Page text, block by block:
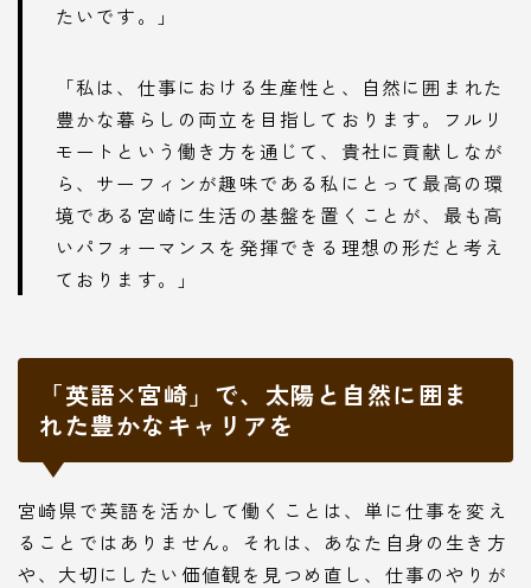
たいです。」
「私は、仕事における生産性と、自然に囲まれた
豊かな暮らしの両立を目指しております。フルリ
モートという働き方を通じて、貴社に貢献しなが
ら、サーフィンが趣味である私にとって最高の環
境である宮崎に生活の基盤を置くことが、最も高
いパフォーマンスを発揮できる理想の形だと考え
ております。」
「英語×宮崎」で、太陽と自然に囲ま
れた豊かなキャリアを
宮崎県で英語を活かして働くことは、単に仕事を変え
ることではありません。それは、あなた自身の生き方
や、大切にしたい価値観を見つめ直し、仕事のやりが